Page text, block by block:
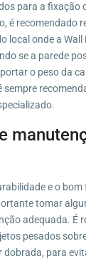
para a fixação
é recomendado
local onde a Wall
se a parede
o peso da
sempre
e o
tomar
adequada. É
pesados
dobrada, para